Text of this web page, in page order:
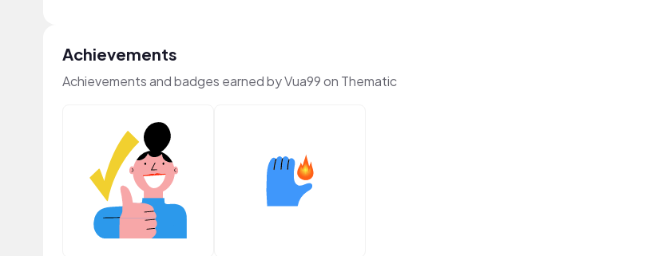
Achievements
Achievements and badges earned by Vua99 on Thematic